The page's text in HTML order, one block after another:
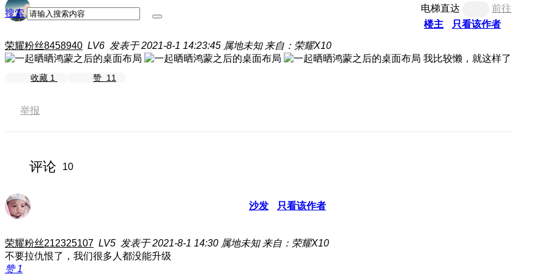
搜索 电梯直达
前往
楼主
只看该作者
荣耀粉丝8458940 LV6 发表于 2021-8-1 14:23:45 属地未知 来自：荣耀X10
我比较懒，就这样了
收藏 1 赞 11
举报
评论 10
沙发 只看该作者
荣耀粉丝212325107 LV5 发表于 2021-8-1 14:30 属地未知 来自：荣耀X10
不要拉仇恨了，我们很多人都没能升级
赞1